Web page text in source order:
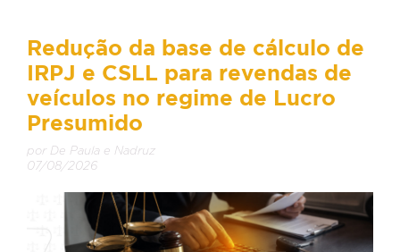
Redução da base de cálculo de
IRPJ e CSLL para revendas de
veículos no regime de Lucro
Presumido
por De Paula e Nadruz
07/08/2026